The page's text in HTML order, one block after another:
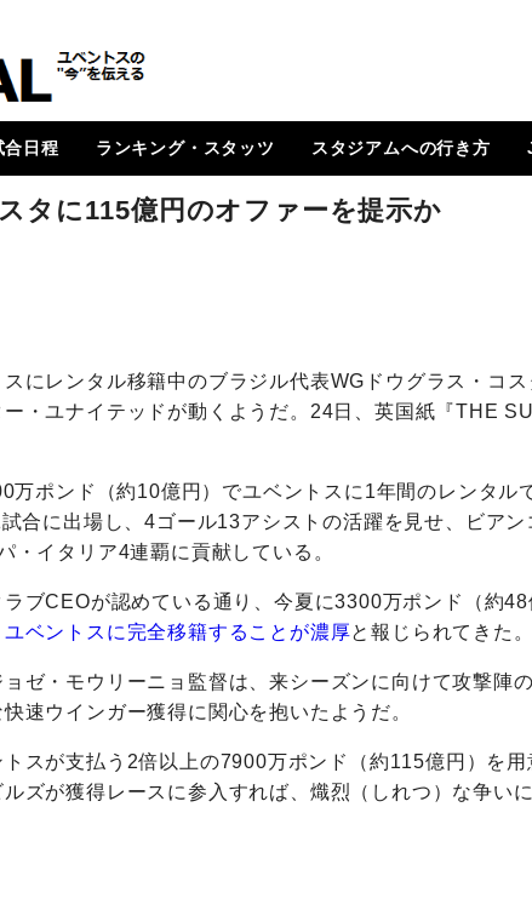
合日程
2017-18
2018-19
2019-20
2020-21
2021-22
2022-23
2023-24
2024-25
ランキング・スタッツ
各国順位表
次節 日程一覧
ゴールランキング
スタジアムへの行き方
はじめに
How To Go ?
タに115億円のオファーを提示か
にレンタル移籍中のブラジル代表WGドウグラス・コ
・ユナイテッドが動くようだ。24日、英国紙『THE
万ポンド（約10億円）でユベントスに1年間のレンタル
合に出場し、4ゴール13アシストの活躍を見せ、ビアン
・イタリア4連覇に貢献している。
ブCEOが認めている通り、今夏に3300万ポンド（約48
ユベントスに完全移籍することが濃厚と報じられてきた。
ゼ・モウリーニョ監督は、来シーズンに向けて攻撃陣
速ウインガー獲得に関心を抱いたようだ。
スが支払う2倍以上の7900万ポンド（約115億円）を用
ズが獲得レースに参入すれば、熾烈（しれつ）な争い